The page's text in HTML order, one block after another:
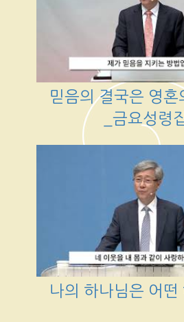
믿음의 결국은 영혼
_금요성령
나의 하나님은 어떤